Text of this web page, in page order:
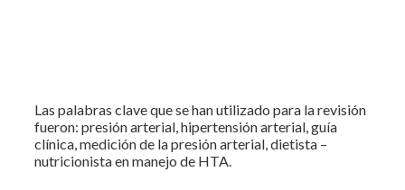
Las palabras clave que se han utilizado para la revisión
fueron: presión arterial, hipertensión arterial, guía
clínica, medición de la presión arterial, dietista –
nutricionista en manejo de HTA.